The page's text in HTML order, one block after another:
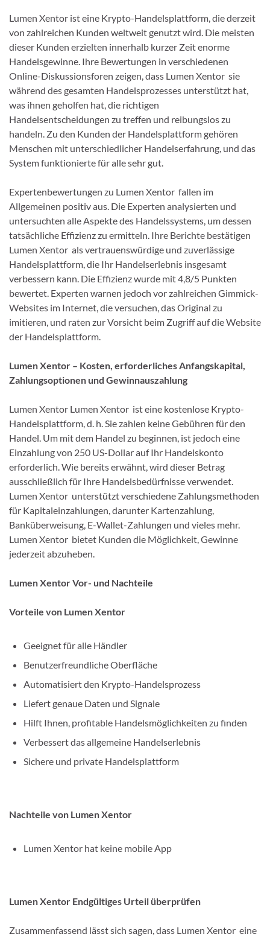
Lumen Xentor ist eine Krypto-Handelsplattform, die derzeit
von zahlreichen Kunden weltweit genutzt wird. Die meisten
dieser Kunden erzielten innerhalb kurzer Zeit enorme
Handelsgewinne. Ihre Bewertungen in verschiedenen
Online-Diskussionsforen zeigen, dass Lumen Xentor sie
während des gesamten Handelsprozesses unterstützt hat,
was ihnen geholfen hat, die richtigen
Handelsentscheidungen zu treffen und reibungslos zu
handeln. Zu den Kunden der Handelsplattform gehören
Menschen mit unterschiedlicher Handelserfahrung, und das
System funktionierte für alle sehr gut.
Expertenbewertungen zu Lumen Xentor fallen im
Allgemeinen positiv aus. Die Experten analysierten und
untersuchten alle Aspekte des Handelssystems, um dessen
tatsächliche Effizienz zu ermitteln. Ihre Berichte bestätigen
Lumen Xentor als vertrauenswürdige und zuverlässige
Handelsplattform, die Ihr Handelserlebnis insgesamt
verbessern kann. Die Effizienz wurde mit 4,8/5 Punkten
bewertet. Experten warnen jedoch vor zahlreichen Gimmick-
Websites im Internet, die versuchen, das Original zu
imitieren, und raten zur Vorsicht beim Zugriff auf die Website
der Handelsplattform.
Lumen Xentor – Kosten, erforderliches Anfangskapital,
Zahlungsoptionen und Gewinnauszahlung
Lumen Xentor Lumen Xentor ist eine kostenlose Krypto-
Handelsplattform, d. h. Sie zahlen keine Gebühren für den
Handel. Um mit dem Handel zu beginnen, ist jedoch eine
Einzahlung von 250 US-Dollar auf Ihr Handelskonto
erforderlich. Wie bereits erwähnt, wird dieser Betrag
ausschließlich für Ihre Handelsbedürfnisse verwendet.
Lumen Xentor unterstützt verschiedene Zahlungsmethoden
für Kapitaleinzahlungen, darunter Kartenzahlung,
Banküberweisung, E-Wallet-Zahlungen und vieles mehr.
Lumen Xentor bietet Kunden die Möglichkeit, Gewinne
jederzeit abzuheben.
Lumen Xentor Vor- und Nachteile
Vorteile von Lumen Xentor
Geeignet für alle Händler
Benutzerfreundliche Oberfläche
Automatisiert den Krypto-Handelsprozess
Liefert genaue Daten und Signale
Hilft Ihnen, profitable Handelsmöglichkeiten zu finden
Verbessert das allgemeine Handelserlebnis
Sichere und private Handelsplattform
Nachteile von Lumen Xentor
Lumen Xentor hat keine mobile App
Lumen Xentor Endgültiges Urteil überprüfen
Zusammenfassend lässt sich sagen, dass Lumen Xentor eine